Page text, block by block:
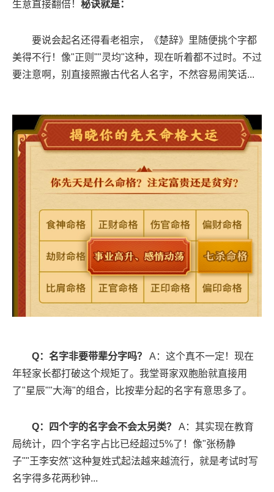
生意直接翻倍！ 秘诀就是：
要说会起名还得看老祖宗，《楚辞》里随便挑个字都
美得不行！像"正则""灵均"这种，现在听着都不过时。不过
要注意啊，别直接照搬古代名人名字，不然容易闹笑话...
Q：名字非要带辈分字吗？
A：这个真不一定！现在
年轻家长都打破这个规矩了。我堂哥家双胞胎就直接用
了"星辰""大海"的组合，比按辈分起的名字有意思多了。
Q：四个字的名字会不会太另类？
A：其实现在教育
局统计，四个字名字占比已经超过5%了！像"张杨静
子""王李安然"这种复姓式起法越来越流行，就是考试时写
名字得多花两秒钟...